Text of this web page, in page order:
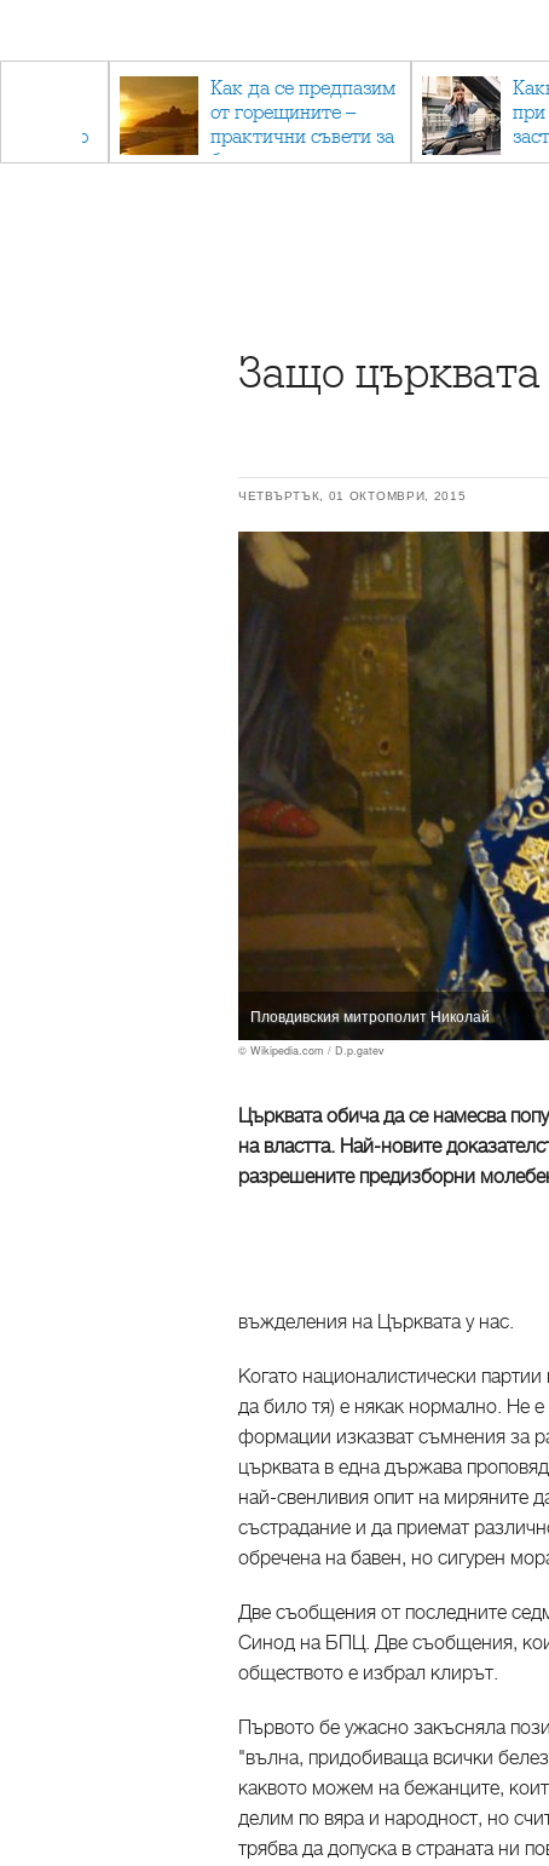
отново
Как да се предпазим
от горещините –
практични съвети за
безопасно лято
Защо
ЧЕТВЪРТЪК, 01 ОКТОМВРИ, 2015
Пловдивския митрополит Николай
© Wikipedia.com / D.p.gatev
Църквата обича да се намесва
на властта. Най-новите
разрешените предизборни
въжделения на Църквата у нас.
Когато националистически
да било тя) е някак нормално. Не
формации изказват съмнения за
църквата в една държава
най-свенливия опит на миряните
състрадание и да приемат
обречена на бавен, но сигурен
Две съобщения от последните
Синод на БПЦ. Две съобщения,
обществото е избрал клирът.
Първото бе ужасно закъсняла
"вълна, придобиваща всички
каквото можем на бежанците,
делим по вяра и народност, но
трябва да допуска в страната ни